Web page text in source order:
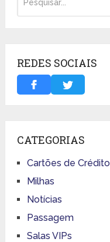
REDES SOCIAIS
CATEGORIAS
Cartões de Crédito
Milhas
Notícias
Passagem
Salas VIPs